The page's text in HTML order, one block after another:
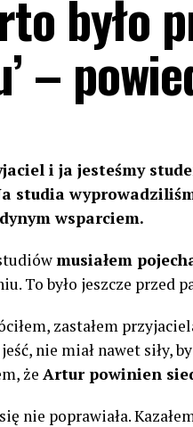
było
–
i ja jesteśmy
studia
wsparciem.
musiałem
To było jeszcze przed
zastałem
nie miał nawet siły,
że Artur powinien
nie poprawiała.